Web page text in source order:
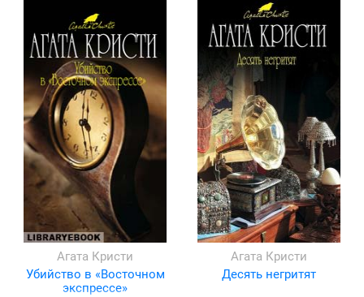
Агата Кристи
Убийство в «Восточном
экспрессе»
Агата Кристи
Десять негритят